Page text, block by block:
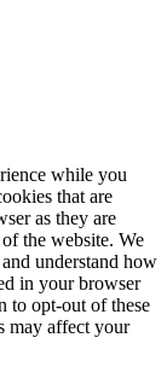
while you
that are
as they are
the website. We
understand how
in your browser
to opt-out of these
may affect your